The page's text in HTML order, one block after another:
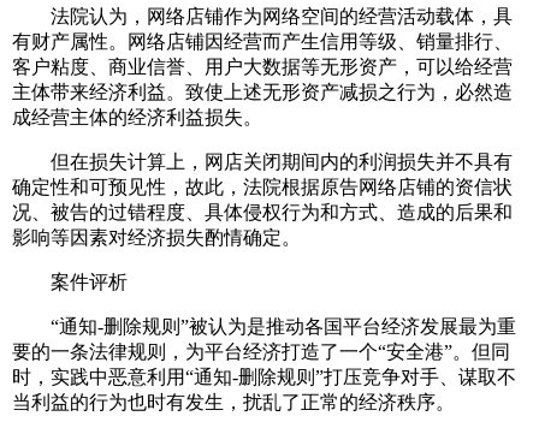
法院认为，网络店铺作为网络空间的经营活动载体，具
有财产属性。网络店铺因经营而产生信用等级、销量排行、
客户粘度、商业信誉、用户大数据等无形资产，可以给经营
主体带来经济利益。致使上述无形资产减损之行为，必然造
成经营主体的经济利益损失。
但在损失计算上，网店关闭期间内的利润损失并不具有
确定性和可预见性，故此，法院根据原告网络店铺的资信状
况、被告的过错程度、具体侵权行为和方式、造成的后果和
影响等因素对经济损失酌情确定。
案件评析
“通知-删除规则”被认为是推动各国平台经济发展最为重
要的一条法律规则，为平台经济打造了一个“安全港”。但同
时，实践中恶意利用“通知-删除规则”打压竞争对手、谋取不
当利益的行为也时有发生，扰乱了正常的经济秩序。